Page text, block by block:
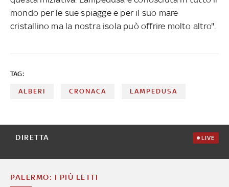
mondo per le sue spiagge e per il suo mare
cristallino ma la nostra isola può offrire molto altro".
TAG:
ALBERI CRONACA LAMPEDUSA
DIRETTA LIVE
PALERMO: I PIÙ LETTI